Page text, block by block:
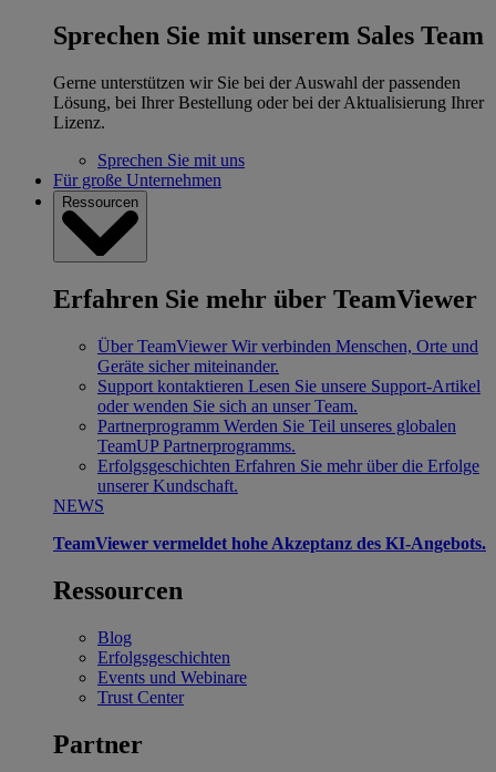
Sprechen Sie mit unserem Sales Team
Gerne unterstützen wir Sie bei der Auswahl der passenden
Lösung, bei Ihrer Bestellung oder bei der Aktualisierung Ihrer
Lizenz.
Sprechen Sie mit uns
Für große Unternehmen
Ressourcen
Erfahren Sie mehr über TeamViewer
Über TeamViewer Wir verbinden Menschen, Orte und
Geräte sicher miteinander.
Support kontaktieren Lesen Sie unsere Support-Artikel
oder wenden Sie sich an unser Team.
Partnerprogramm Werden Sie Teil unseres globalen
TeamUP Partnerprogramms.
Erfolgsgeschichten Erfahren Sie mehr über die Erfolge
unserer Kundschaft.
NEWS
TeamViewer vermeldet hohe Akzeptanz des KI-Angebots.
Ressourcen
Blog
Erfolgsgeschichten
Events und Webinare
Trust Center
Partner